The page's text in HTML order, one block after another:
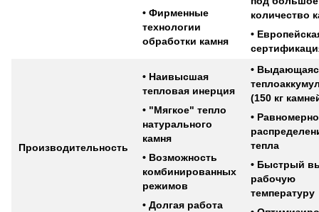
• Фирменные
технологии
обработки камня
количество
•
Производительность
• Наивысшая
тепловая инерция
• "Мягкое" тепло
натурального
камня
• Возможность
комбинированных
режимов
• Долгая работа
•
(150 кг
•
тепла
• Быстрый
рабочую
температуру